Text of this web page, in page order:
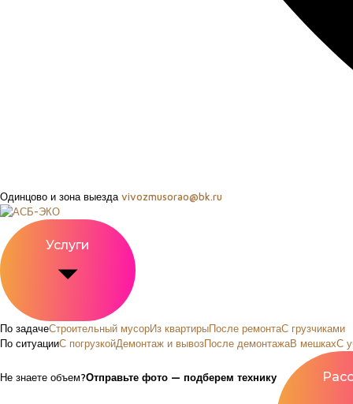
Одинцово и зона выезда vivozmusorao@bk.ru
По задачеСтроительный мусорИз квартирыПосле ремонтаС грузчиками
По ситуацииС погрузкойДемонтаж и вывозПосле демонтажаВ мешкахС
Не знаете объем?Отправьте фото — подберем технику